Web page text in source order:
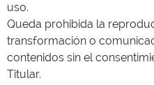
uso.
Queda prohibida la
transformación o
contenidos sin el
Titular.